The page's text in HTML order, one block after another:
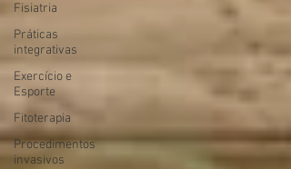
Fisiatria
Práticas
integrativas
Exercício e
Esporte
Fitoterapia
Procedimentos
invasivos